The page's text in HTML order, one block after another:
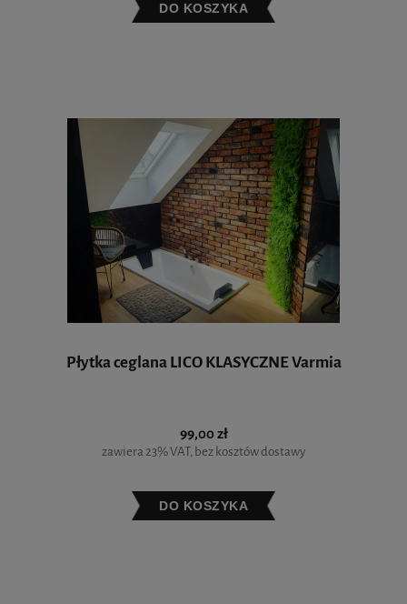
DO KOSZYKA
Płytka ceglana LICO KLASYCZNE Varmia
99,00 zł
zawiera 23% VAT, bez kosztów dostawy
DO KOSZYKA